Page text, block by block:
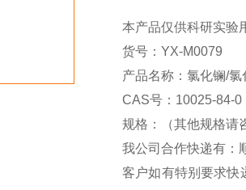
本产品仅供科研实验
货号：YX-M0079
产品名称：氯化镧/
CAS号：10025-84-0
规格：（其他规格请
我公司合作快递有：
客户如有特别要求快